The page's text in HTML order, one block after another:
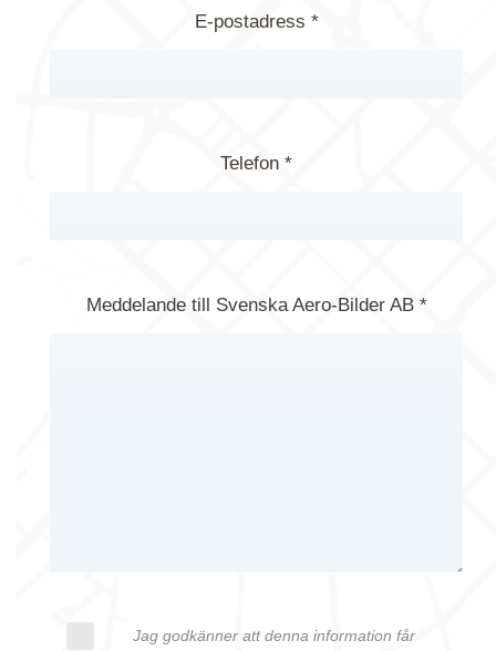
E-postadress *
Telefon *
Meddelande till Svenska Aero-Bilder AB *
Jag godkänner att denna information får